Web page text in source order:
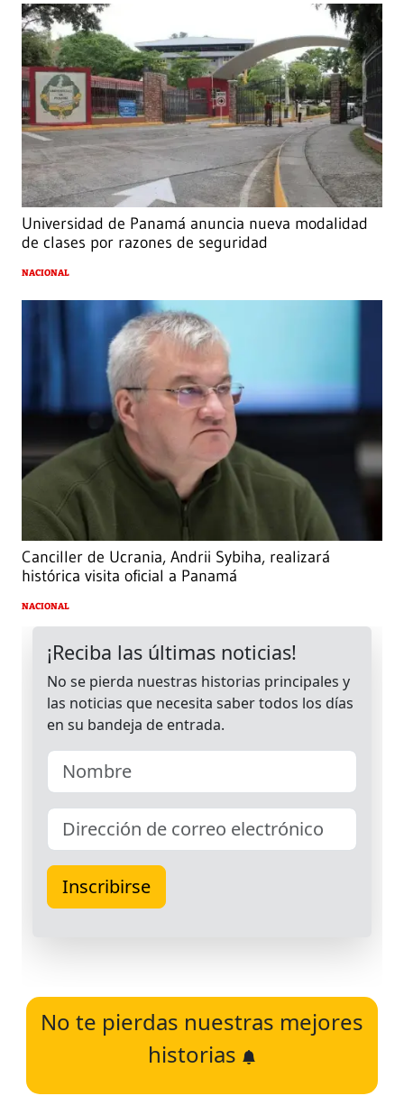
Universidad de Panamá anuncia nueva modalidad
de clases por razones de seguridad
NACIONAL
Canciller de Ucrania, Andrii Sybiha, realizará
histórica visita oficial a Panamá
NACIONAL
No te pierdas nuestras mejores
historias